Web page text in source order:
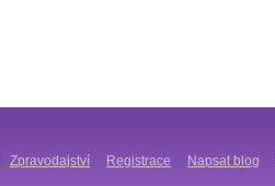
Zpravodajství Registrace Napsat blog